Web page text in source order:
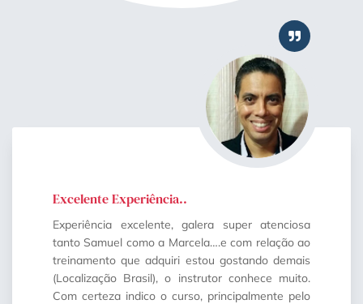
Excelente Experiência..
Experiência excelente, galera super atenciosa
tanto Samuel como a Marcela….e com relação ao
treinamento que adquiri estou gostando demais
(Localização Brasil), o instrutor conhece muito.
Com certeza indico o curso, principalmente pelo